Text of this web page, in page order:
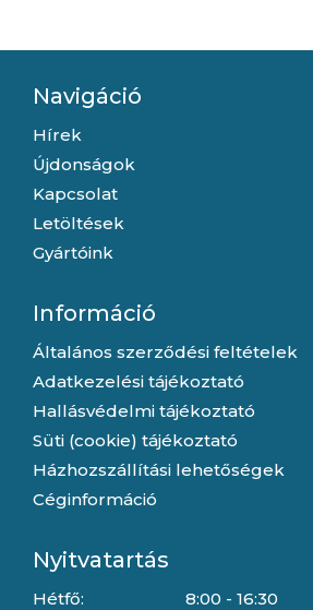
Navigáció
Hírek
Újdonságok
Kapcsolat
Letöltések
Gyártóink
Információ
Általános szerződési feltételek
Adatkezelési tájékoztató
Hallásvédelmi tájékoztató
Süti (cookie) tájékoztató
Házhozszállítási lehetőségek
Céginformáció
Nyitvatartás
Hétfő:
8:00 - 16:30